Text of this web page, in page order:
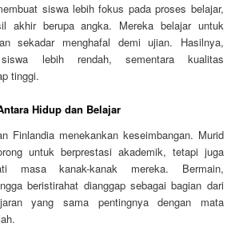
siswa lebih fokus pada proses belajar,
akhir berupa angka. Mereka belajar untuk
sekadar menghafal demi ujian. Hasilnya,
lebih rendah, sementara kualitas
tinggi.
Hidup dan Belajar
Finlandia menekankan keseimbangan. Murid
untuk berprestasi akademik, tetapi juga
masa kanak-kanak mereka. Bermain,
beristirahat dianggap sebagai bagian dari
yang sama pentingnya dengan mata